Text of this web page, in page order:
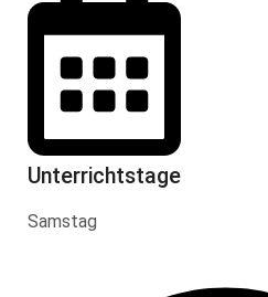
Unterrichtstage
Samstag